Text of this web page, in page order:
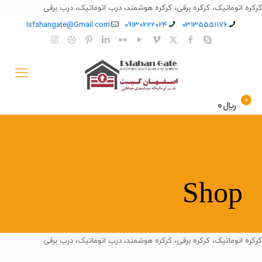
کرکره اتوماتیک، کرکره برقی، کرکره هوشمند، درب اتوماتیک، درب برقی
03135551176
09130222024
Isfahangate@Gmail.com
0 ﷼0
Shop
کرکره اتوماتیک، کرکره برقی، کرکره هوشمند، درب اتوماتیک، درب برقی